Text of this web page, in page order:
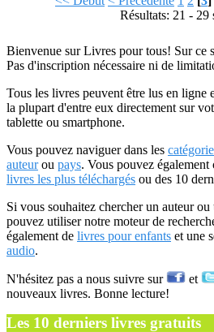
Résultats: 21 - 29
Bienvenue sur Livres pour tous! Sur ce
Pas d'inscription nécessaire ni de
Tous les livres peuvent être lus en ligne
la plupart d'entre eux directement sur
tablette ou smartphone.
Vous pouvez naviguer dans les
auteurou pays. Vous pouvez également
livres les plus téléchargés ou des 10
Si vous souhaitez chercher un auteur
pouvez utiliser notre moteur de
également de livres pour enfants et une
audio.
N'hésitez pas a nous suivre sur et
nouveaux livres. Bonne lecture!
Les 10 derniers livres gratuits